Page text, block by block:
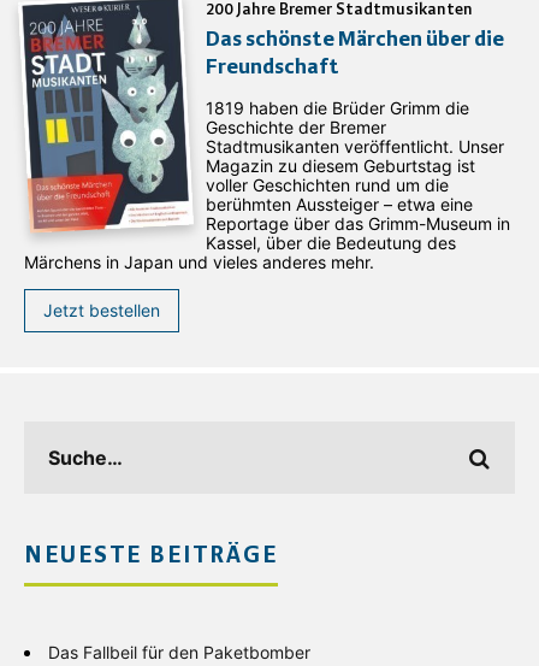
200 Jahre Bremer Stadtmusikanten
Das schönste Märchen über die
Freundschaft
1819 haben die Brüder Grimm die
Geschichte der Bremer
Stadtmusikanten veröffentlicht. Unser
Magazin zu diesem Geburtstag ist
voller Geschichten rund um die
berühmten Aussteiger – etwa eine
Reportage über das Grimm-Museum in
Kassel, über die Bedeutung des
Märchens in Japan und vieles anderes mehr.
Jetzt bestellen
NEUESTE BEITRÄGE
Das Fallbeil für den Paketbomber